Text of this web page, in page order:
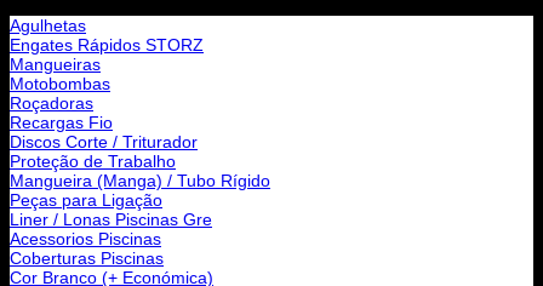
Agulhetas
Engates Rápidos STORZ
Mangueiras
Motobombas
Roçadoras
Recargas Fio
Discos Corte / Triturador
Proteção de Trabalho
Mangueira (Manga) / Tubo Rígido
Peças para Ligação
Liner / Lonas Piscinas Gre
Acessorios Piscinas
Coberturas Piscinas
Cor Branco (+ Económica)